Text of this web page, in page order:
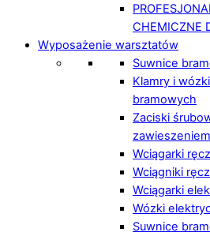
CHEMICZNE
Wyposażenie warsztatów
Suwnice
Klamry i
bramowych
Zaciski
Wciągarki
Wciągniki
Wciągarki
Wózki
Suwnice